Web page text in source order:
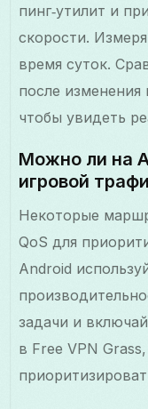
пинг‑утилит и
скорости.
время суток.
после изменения
чтобы увидеть
Можно ли на
игровой
Некоторые
QoS для
Android
задачи и
в Free VPN